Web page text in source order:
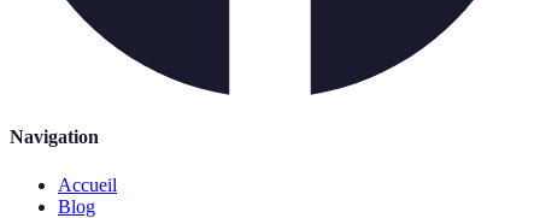
Navigation
Accueil
Blog